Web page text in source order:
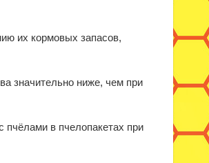
их кормовых запа­сов,
значительно ниже, чем при
в пчелопакетах при